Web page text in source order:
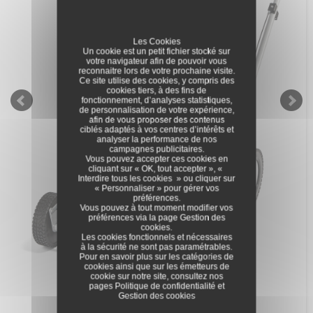
Les Cookies
Un cookie est un petit fichier stocké sur
votre navigateur afin de pouvoir vous
reconnaitre lors de votre prochaine visite.
Ce site utilise des cookies, y compris des
cookies tiers, à des fins de
fonctionnement, d’analyses statistiques,
de personnalisation de votre expérience,
afin de vous proposer des contenus
ciblés adaptés à vos centres d’intérêts et
analyser la performance de nos
campagnes publicitaires.
Vous pouvez accepter ces cookies en
cliquant sur « OK, tout accepter », «
Interdire tous les cookies » ou cliquer sur
« Personnaliser » pour gérer vos
préférences.
Vous pouvez à tout moment modifier vos
préférences via la page Gestion des
cookies.
Les cookies fonctionnels et nécessaires
à la sécurité ne sont pas paramétrables.
Pour en savoir plus sur les catégories de
cookies ainsi que sur les émetteurs de
cookie sur notre site, consultez nos
pages Politique de confidentialité et
Gestion des cookies